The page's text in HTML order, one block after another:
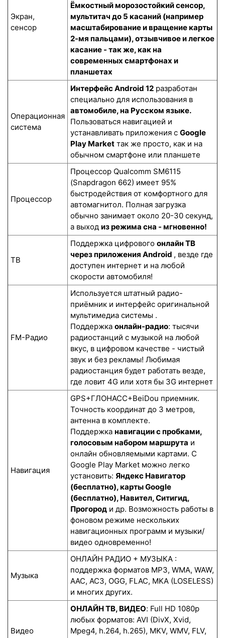
Экран,
сенсор
Ёмкостный морозостойкий сенсор,
мультитач до 5 касаний (например
масштабирование и вращение карты
2-мя пальцами), отзывчивое и легкое
касание - так же, как на
современных смартфонах и
планшетах
Операционная
система
Интерфейс Android 12 разработан
специально для использования в
автомобиле, на Русском языке.
Пользоваться навигацией и
устанавливать приложения с Google
Play Market так же просто, как и на
обычном смартфоне или планшете
Процессор
Процессор Qualcomm SM6115
(Snapdragon 662) имеет 95%
быстродействия от комфортного для
автомагнитол. Полная загрузка
обычно занимает около 20-30 секунд,
а выход из режима сна - мгновенно!
ТВ
Поддержка цифрового онлайн ТВ
через приложения Android , везде где
доступен интернет и на любой
скорости автомобиля!
FM-Радио
Используется штатный радио-
приёмник и интерфейс оригинальной
мультимедиа системы .
Поддержка онлайн-радио: тысячи
радиостанций с музыкой на любой
вкус, в цифровом качестве - чистый
звук и без рекламы! Любимая
радиостанция будет работать везде,
где ловит 4G или хотя бы 3G интернет
Навигация
GPS+ГЛОНАСС+BeiDou приемник.
Точность координат до 3 метров,
антенна в комплекте.
Поддержка навигации с пробками,
голосовым набором маршрута и
онлайн обновляемыми картами. С
Google Play Market можно легко
установить: Яндекс Навигатор
(бесплатно), карты Google
(бесплатно), Навител, Ситигид,
Прогород и др. Возможность работы в
фоновом режиме нескольких
навигационных программ и музыки/
видео одновременно!
Музыка
ОНЛАЙН РАДИО + МУЗЫКА :
поддержка форматов MP3, WMA, WAW,
AAC, AC3, OGG, FLAC, MKA (LOSELESS)
и многих других.
Видео
ОНЛАЙН ТВ, ВИДЕО: Full HD 1080p
любых форматов: AVI (DivX, Xvid,
Mpeg4, h.264, h.265), MKV, WMV, FLV,